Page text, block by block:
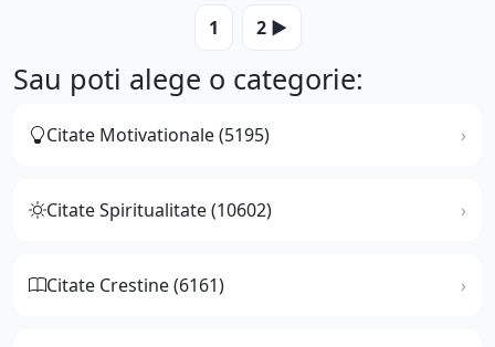
1 2 ▶️
Sau poti alege o categorie:
Citate Motivationale (5195)
Citate Spiritualitate (10602)
Citate Crestine (6161)